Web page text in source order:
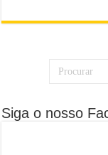
Siga o nosso